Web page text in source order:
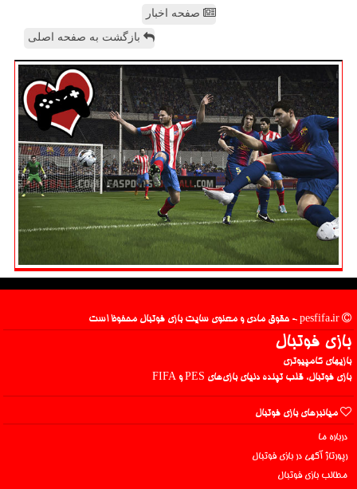
صفحه اخبار
بازگشت به صفحه اصلی
بازی فوتبال
بازیهای کامپیوتری
بازی فوتبال، قلب تپنده دنیای بازی‌های PES و FIFA
میانبرهای بازی فوتبال
درباره ما
رپورتاژ آگهی در بازی فوتبال
مطالب بازی فوتبال